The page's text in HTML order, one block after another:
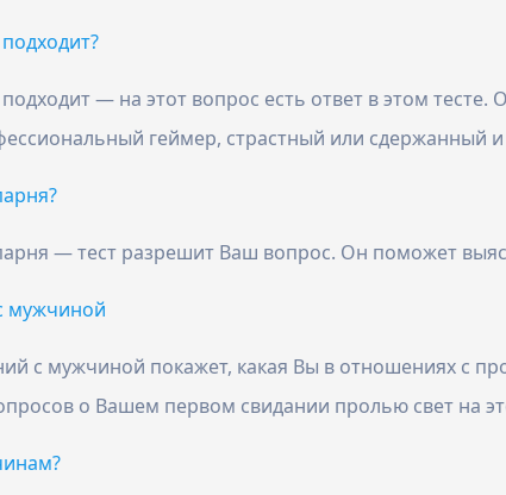
— на этот вопрос есть ответ в этом
геймер, страстный или сдержанный и
— тест разрешит Ваш вопрос. Он поможет
мужчиной
с мужчиной покажет, какая Вы в отношениях с
о Вашем первом свидании пролью свет на